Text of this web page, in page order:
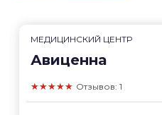
МЕДИЦИНСКИЙ ЦЕНТР
Авиценна
★★★★★ Отзывов: 1